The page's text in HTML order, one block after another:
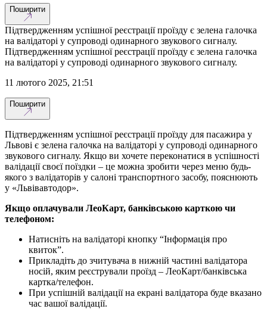
Поширити
Підтвердженням успішної реєстрації проїзду є зелена галочка
на валідаторі у супроводі одинарного звукового сигналу.
Підтвердженням успішної реєстрації проїзду є зелена галочка
на валідаторі у супроводі одинарного звукового сигналу.
11 лютого 2025, 21:51
Поширити
Підтвердженням успішної реєстрації проїзду для пасажира у
Львові є зелена галочка на валідаторі у супроводі одинарного
звукового сигналу. Якщо ви хочете переконатися в успішності
валідації своєї поїздки – це можна зробити через меню будь-
якого з валідаторів у салоні транспортного засобу, пояснюють
у «Львівавтодор».
Якщо оплачували ЛеоКарт, банківською карткою чи
телефоном:
Натисніть на валідаторі кнопку “Інформація про
квиток”.
Прикладіть до зчитувача в нижній частині валідатора
носій, яким реєстрували проїзд – ЛеоКарт/банківська
картка/телефон.
При успішній валідації на екрані валідатора буде вказано
час вашої валідації.